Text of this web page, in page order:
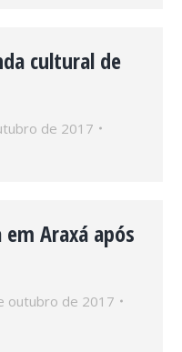
cultural de
de 2017
Araxá após
outubro de 2017